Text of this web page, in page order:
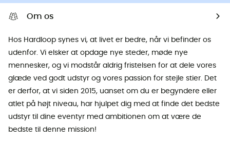
Om os
Hos Hardloop synes vi, at livet er bedre, når vi befinder os
udenfor. Vi elsker at opdage nye steder, møde nye
mennesker, og vi modstår aldrig fristelsen for at dele vores
glæde ved godt udstyr og vores passion for stejle stier. Det
er derfor, at vi siden 2015, uanset om du er begyndere eller
atlet på højt niveau, har hjulpet dig med at finde det bedste
udstyr til dine eventyr med ambitionen om at være de
bedste til denne mission!